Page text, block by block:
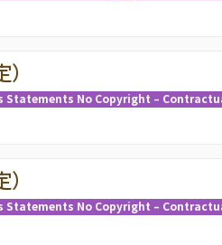
Statements No Copyright –
Statements No Copyright –